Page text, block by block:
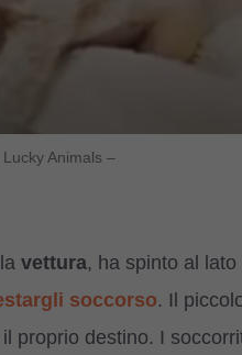
Animals –
vettura, ha spinto al
soccorso. Il
proprio destino. I